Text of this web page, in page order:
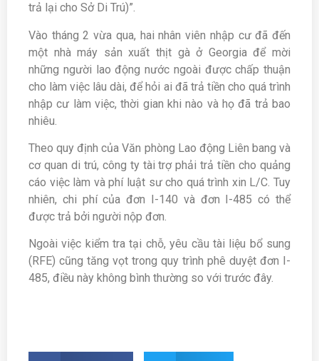
trả lại cho Sở Di Trú)”.
Vào tháng 2 vừa qua, hai nhân viên nhập cư đã đến
một nhà máy sản xuất thịt gà ở Georgia để mời
những người lao động nước ngoài được chấp thuận
cho làm việc lâu dài, để hỏi ai đã trả tiền cho quá trình
nhập cư làm việc, thời gian khi nào và họ đã trả bao
nhiêu.
Theo quy định của Văn phòng Lao động Liên bang và
cơ quan di trú, công ty tài trợ phải trả tiền cho quảng
cáo việc làm và phí luật sư cho quá trình xin L/C. Tuy
nhiên, chi phí của đơn I-140 và đơn I-485 có thể
được trả bởi người nộp đơn.
Ngoài việc kiểm tra tại chỗ, yêu cầu tài liệu bổ sung
(RFE) cũng tăng vọt trong quy trình phê duyệt đơn I-
485, điều này không bình thường so với trước đây.